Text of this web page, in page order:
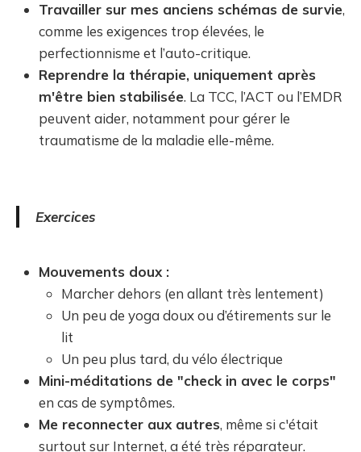
Travailler sur mes anciens schémas de survie,
comme les exigences trop élevées, le
perfectionnisme et l’auto-critique.
Reprendre la thérapie, uniquement après
m'être bien stabilisée. La TCC, l’ACT ou l’EMDR
peuvent aider, notamment pour gérer le
traumatisme de la maladie elle-même.
Exercices
Mouvements doux :
Marcher dehors (en allant très lentement)
Un peu de yoga doux ou d’étirements sur le
lit
Un peu plus tard, du vélo électrique
Mini-méditations de "check in avec le corps"
en cas de symptômes.
Me reconnecter aux autres, même si c'était
surtout sur Internet, a été très réparateur.